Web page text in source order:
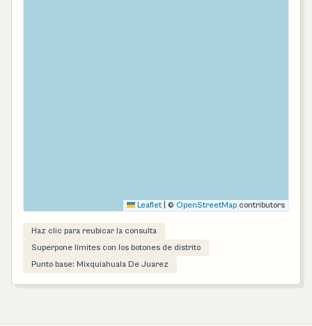
Leaflet © OpenStreetMap contributors
Haz clic para reubicar la consulta
Superpone límites con los botones de distrito
Punto base: Mixquiahuala De Juarez